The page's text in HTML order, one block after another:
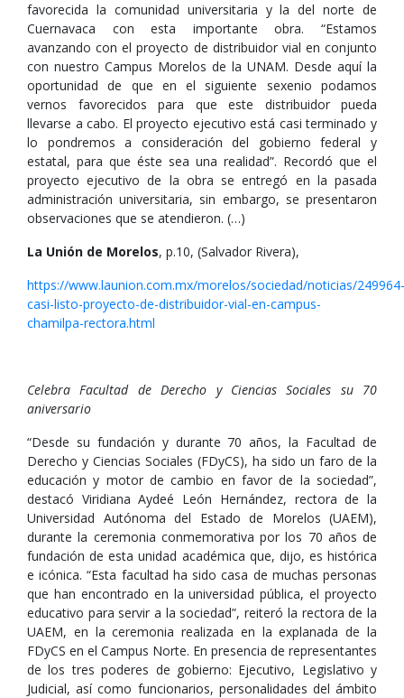
favorecida la comunidad universitaria y la del norte de
Cuernavaca con esta importante obra. “Estamos
avanzando con el proyecto de distribuidor vial en conjunto
con nuestro Campus Morelos de la UNAM. Desde aquí la
oportunidad de que en el siguiente sexenio podamos
vernos favorecidos para que este distribuidor pueda
llevarse a cabo. El proyecto ejecutivo está casi terminado y
lo pondremos a consideración del gobierno federal y
estatal, para que éste sea una realidad”. Recordó que el
proyecto ejecutivo de la obra se entregó en la pasada
administración universitaria, sin embargo, se presentaron
observaciones que se atendieron. (…)
La Unión de Morelos, p.10, (Salvador Rivera),
https://www.launion.com.mx/morelos/sociedad/noticias/249964-
casi-listo-proyecto-de-distribuidor-vial-en-campus-
chamilpa-rectora.html
Celebra Facultad de Derecho y Ciencias Sociales su 70
aniversario
“Desde su fundación y durante 70 años, la Facultad de
Derecho y Ciencias Sociales (FDyCS), ha sido un faro de la
educación y motor de cambio en favor de la sociedad”,
destacó Viridiana Aydeé León Hernández, rectora de la
Universidad Autónoma del Estado de Morelos (UAEM),
durante la ceremonia conmemorativa por los 70 años de
fundación de esta unidad académica que, dijo, es histórica
e icónica. “Esta facultad ha sido casa de muchas personas
que han encontrado en la universidad pública, el proyecto
educativo para servir a la sociedad”, reiteró la rectora de la
UAEM, en la ceremonia realizada en la explanada de la
FDyCS en el Campus Norte. En presencia de representantes
de los tres poderes de gobierno: Ejecutivo, Legislativo y
Judicial, así como funcionarios, personalidades del ámbito